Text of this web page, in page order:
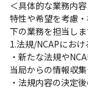
＜具体的な業務内
特性や希望を考慮
下の業務を担当しま
1.法規/NCAPにおけ
・新たな法規や
当局からの情報収
・法規内容の決定